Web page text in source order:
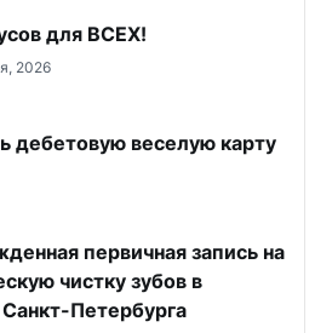
для ВСЕХ!
2026
дебетовую веселую карту
первичная запись на
чистку зубов в
Санкт-Петербурга